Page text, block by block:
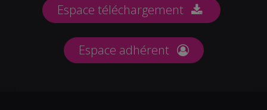
Espace téléchargement
Espace adhérent